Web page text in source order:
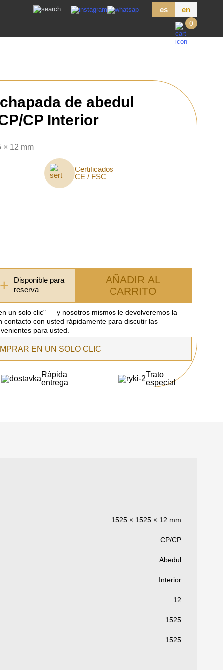
es
en
0
de abedul
CP Interior
× 12 mm
Certificados
CE / FSC
+
Disponible para
reserva
AÑADIR AL
CARRITO
un solo clic" — y nosotros mismos le devolveremos la
contacto con usted rápidamente para discutir las
para usted.
EN UN SOLO CLIC
Rápida
entrega
Trato
especial
1525 × 1525 × 12 mm
CP/CP
Abedul
Interior
12
1525
1525
pagar:3050 €
su solicitud, nos pondremos en